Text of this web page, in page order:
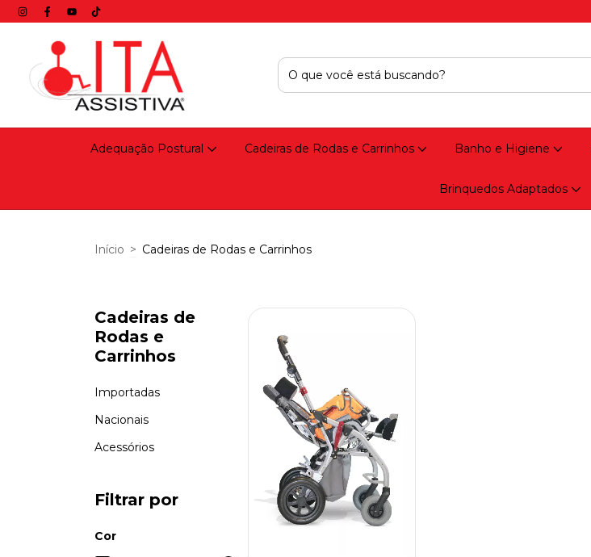
Adequação Postural Cadeiras de Rodas e Carrinhos Banho e Higiene
Brinquedos Adaptados
Início > Cadeiras de Rodas e Carrinhos
Cadeiras de
Rodas e
Carrinhos
Importadas
Nacionais
Acessórios
Filtrar por
Cor